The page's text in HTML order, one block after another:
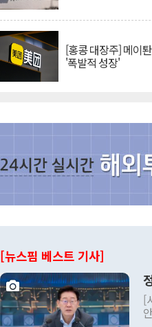
[홍콩 대장주] 메이
'폭발적 성장'
[뉴스핌 베스트 기사]
[